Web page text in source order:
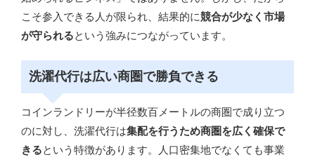
こそ参入できる人が限られ、結果的に競合が少なく市場
が守られるという強みにつながっています。
洗濯代行は広い商圏で勝負できる
コインランドリーが半径数百メートルの商圏で成り立つ
のに対し、洗濯代行は集配を行うため商圏を広く確保で
きるという特徴があります。人口密集地でなくても事業